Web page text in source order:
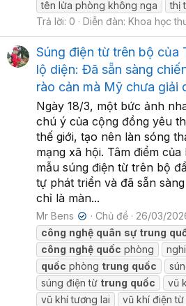
tên lửa phòng không nga
thị
Trả lời: 0
Diễn đàn: Khoa học
Súng điện từ trên bộ của
lộ diện: Đã sẵn sàng
rào cản mà Mỹ chưa giải
Ngày 18/3, một bức ảnh
chú ý của cộng đồng yêu
thế giới, tạo nên làn sóng
mạng xã hội. Tâm điểm
mẫu súng điện từ trên bộ
tự phát triển và đã sẵn
chỉ là màn...
Mr Bens ✔ Chủ đề 26/03/
công nghệ quân sự trung
công nghệ quốc phòng
quốc phòng trung quốc
súng điện từ trung quốc
vũ
vũ khí tương lai
vũ khí điện từ